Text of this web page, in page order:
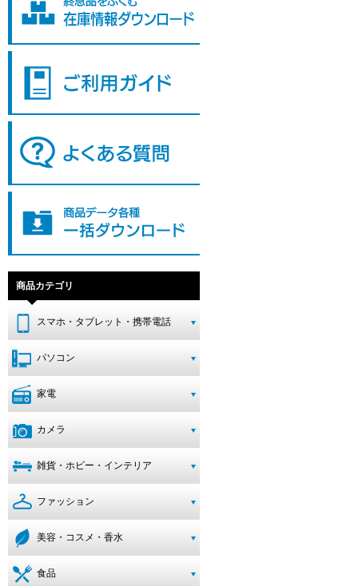
商品カテゴリ
スマホ・タブレット・携帯電話
パソコン
家電
カメラ
雑貨・ホビー・インテリア
ファッション
美容・コスメ・香水
食品